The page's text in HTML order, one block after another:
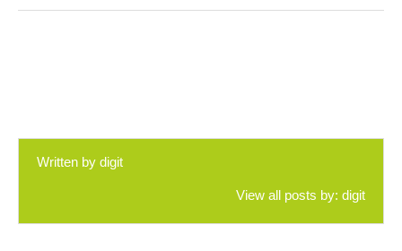
Written by digit
View all posts by: digit